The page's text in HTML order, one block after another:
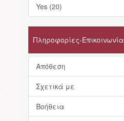
Yes (20)
Πληροφορίες-Επικοινωνία
Απόθεση
Σχετικά με
Βοήθεια